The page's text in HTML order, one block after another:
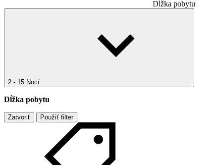
Dĺžka pobytu
2 - 15 Nocí
Dĺžka pobytu
Zatvoriť Použiť filter